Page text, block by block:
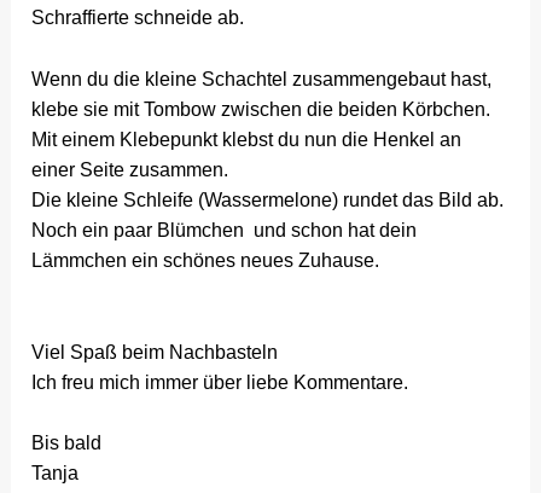
Schraffierte schneide ab.
Wenn du die kleine Schachtel zusammengebaut hast,
klebe sie mit Tombow zwischen die beiden Körbchen.
Mit einem Klebepunkt klebst du nun die Henkel an
einer Seite zusammen.
Die kleine Schleife (Wassermelone) rundet das Bild ab.
Noch ein paar Blümchen und schon hat dein
Lämmchen ein schönes neues Zuhause.
Viel Spaß beim Nachbasteln
Ich freu mich immer über liebe Kommentare.
Bis bald
Tanja